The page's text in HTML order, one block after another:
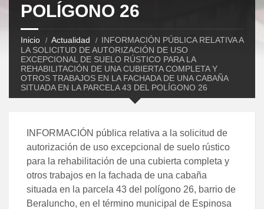
POLÍGONO 26
Inicio Actualidad
INFORMACIÓN PÚBLICA RELATIVA A
LA SOLICITUD DE AUTORIZACIÓN DE USO
EXCEPCIONAL DE SUELO RÚSTICO PARA LA
REHABILITACIÓN DE UNA CUBIERTA COMPLETA Y
OTROS TRABAJOS EN LA FACHADA DE UNA CABAÑA
SITUADA EN LA PARCELA 43 DEL POLÍGONO 26
INFORMACIÓN pública relativa a la solicitud de
autorización de uso excepcional de suelo rústico
para la rehabilitación de una cubierta completa y
otros trabajos en la fachada de una cabaña
situada en la parcela 43 del polígono 26, barrio de
Beraluncho, en el término municipal de Espinosa